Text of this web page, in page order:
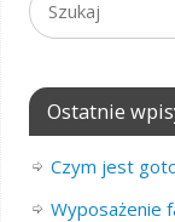
Ostatnie
Czym jest
Wyposażenie